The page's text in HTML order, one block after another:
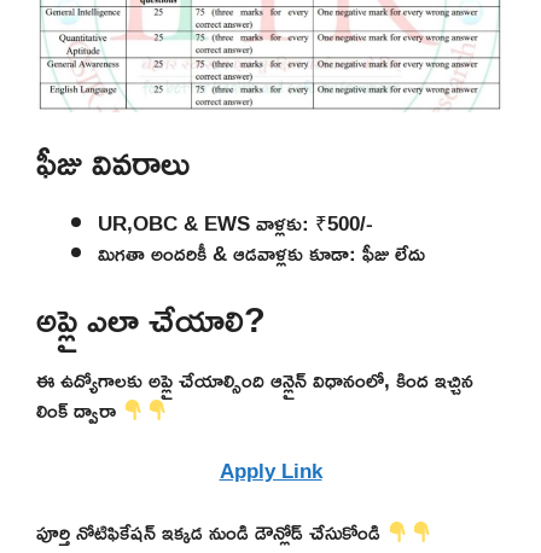
ఫీజు వివరాలు
UR,OBC & EWS వాళ్లకు: ₹500/-
మిగతా అందరికీ & ఆడవాళ్లకు కూడా: ఫీజు లేదు
అప్లై ఎలా చేయాలి?
ఈ ఉద్యోగాలకు అప్లై చేయాల్సింది ఆన్లైన్ విధానంలో, కింద ఇచ్చిన
లింక్ ద్వారా
Apply Link
పూర్తి నోటిఫికేషన్ ఇక్కడ నుండి డౌన్లోడ్ చేసుకోండి